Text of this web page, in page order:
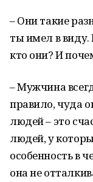
– Они такие
ты имел в виду.
кто они? И
– Мужчина
правило, чуда
людей – это
людей, у
особенность в
она не